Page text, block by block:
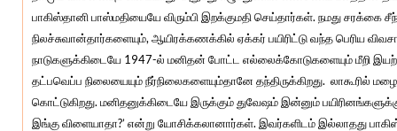
பாகிஸ்தானி பாஸ்மதியையே விரும்பி இறக்குமதி செய்தார்கள். நமது சரக்கை
நிலச்சுவான்தார்களையும், ஆயிரக்கணக்கில் ஏக்கர் பயிரிட்டு வந்த பெரிய
நாடுகளுக்கிடையே 1947-ல் மனிதன் போட்ட எல்லைக்கோடுகளையும் மீறி
தட்பவெப்ப நிலையையும் நீர்நிலைகளையும்தானே தந்திருக்கிறது. லாகூரில்
கொட்டுகிறது. மனிதனுக்கிடையே இருக்கும் துவேஷம் இன்னும்
இங்கு விளையாதா?’ என்று யோசிக்கலானார்கள். இவர்களிடம் இல்லாதது